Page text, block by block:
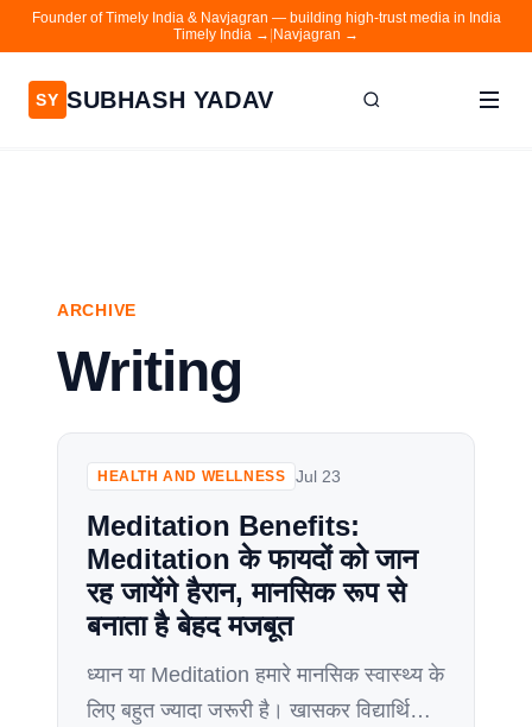
Founder of Timely India & Navjagran — building high-trust media in India
Timely India → Navjagran →
SY SUBHASH YADAV
Contact
Timely India
ARCHIVE
Writing
HEALTH AND WELLNESS Jul 23
Meditation Benefits:
Meditation के फायदों को जान
रह जायेंगे हैरान, मानसिक रूप से
बनाता है बेहद मजबूत
ध्यान या Meditation हमारे मानसिक स्वास्थ्य के
लिए बहुत ज्यादा जरूरी है। खासकर विद्यार्थियों